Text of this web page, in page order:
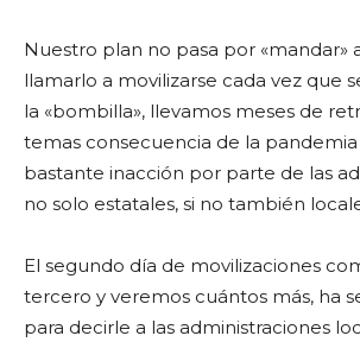
Nuestro plan no pasa por «mandar»
llamarlo a movilizarse cada vez que
la «bombilla», llevamos meses de
temas consecuencia de la
bastante inacción por parte de las
no solo estatales, si no también
El segundo día de movilizaciones
tercero y veremos cuántos más, ha
para decirle a las administraciones